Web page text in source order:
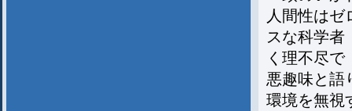
人間性は
スな科学
く理不尽
悪趣味と語
環境を無視